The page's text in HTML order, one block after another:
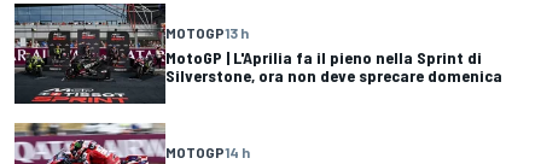
MOTOGP13 h
MotoGP | L'Aprilia fa il pieno nella Sprint di
Silverstone, ora non deve sprecare domenica
MOTOGP14 h